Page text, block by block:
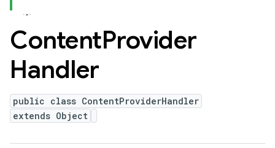
ContentProvider
Handler
public class ContentProviderHandler
extends Object